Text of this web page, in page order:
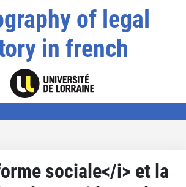
of legal
in french
sociale</i> et la